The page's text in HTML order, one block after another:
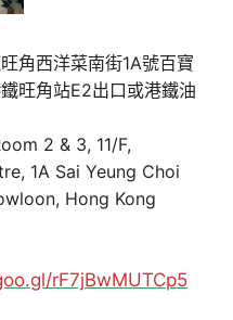
角西洋菜南街1A號百寶
旺角站E2出口或港鐵油
2 & 3, 11/F,
1A Sai Yeung Choi
Hong Kong
rF7jBwMUTCp5